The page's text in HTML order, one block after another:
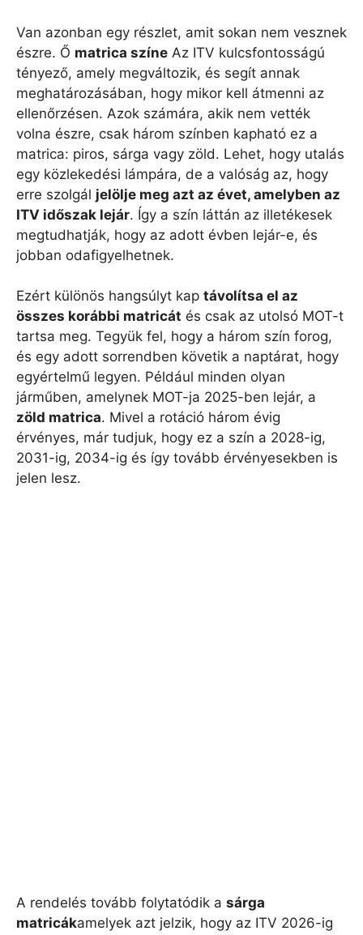
Van azonban egy részlet, amit sokan nem vesznek
észre. Ő matrica színe Az ITV kulcsfontosságú
tényező, amely megváltozik, és segít annak
meghatározásában, hogy mikor kell átmenni az
ellenőrzésen. Azok számára, akik nem vették
volna észre, csak három színben kapható ez a
matrica: piros, sárga vagy zöld. Lehet, hogy utalás
egy közlekedési lámpára, de a valóság az, hogy
erre szolgál jelölje meg azt az évet, amelyben az
ITV időszak lejár. Így a szín láttán az illetékesek
megtudhatják, hogy az adott évben lejár-e, és
jobban odafigyelhetnek.
Ezért különös hangsúlyt kap távolítsa el az
összes korábbi matricát és csak az utolsó MOT-t
tartsa meg. Tegyük fel, hogy a három szín forog,
és egy adott sorrendben követik a naptárat, hogy
egyértelmű legyen. Például minden olyan
járműben, amelynek MOT-ja 2025-ben lejár, a
zöld matrica. Mivel a rotáció három évig
érvényes, már tudjuk, hogy ez a szín a 2028-ig,
2031-ig, 2034-ig és így tovább érvényesekben is
jelen lesz.
A rendelés tovább folytatódik a sárga
matricákamelyek azt jelzik, hogy az ITV 2026-ig